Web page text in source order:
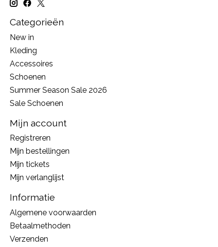
Categorieën
New in
Kleding
Accessoires
Schoenen
Summer Season Sale 2026
Sale Schoenen
Mijn account
Registreren
Mijn bestellingen
Mijn tickets
Mijn verlanglijst
Informatie
Algemene voorwaarden
Betaalmethoden
Verzenden